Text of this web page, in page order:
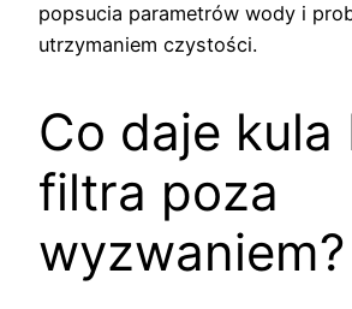
popsucia parametrów wody i
utrzymaniem czystości.
Co daje kula
filtra poza
wyzwaniem?